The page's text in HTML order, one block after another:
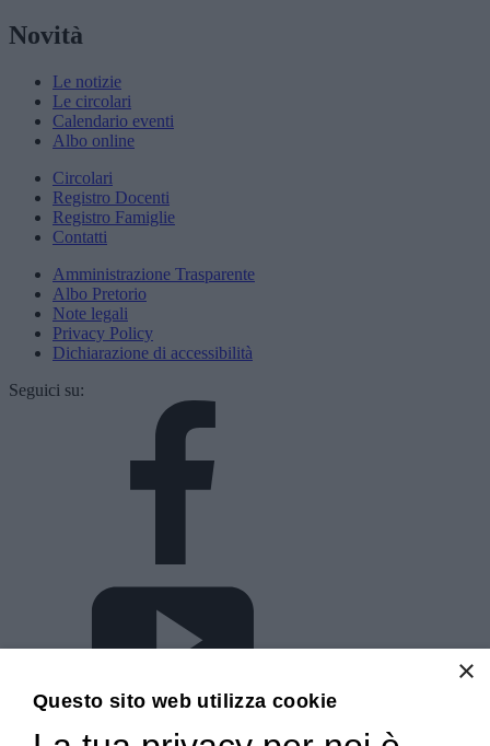
Novità
Le notizie
Le circolari
Calendario eventi
Albo online
Circolari
Registro Docenti
Registro Famiglie
Contatti
Amministrazione Trasparente
Albo Pretorio
Note legali
Privacy Policy
Dichiarazione di accessibilità
Seguici su:
×
Questo sito web utilizza cookie